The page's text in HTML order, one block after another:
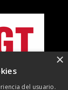
×
del usuario.